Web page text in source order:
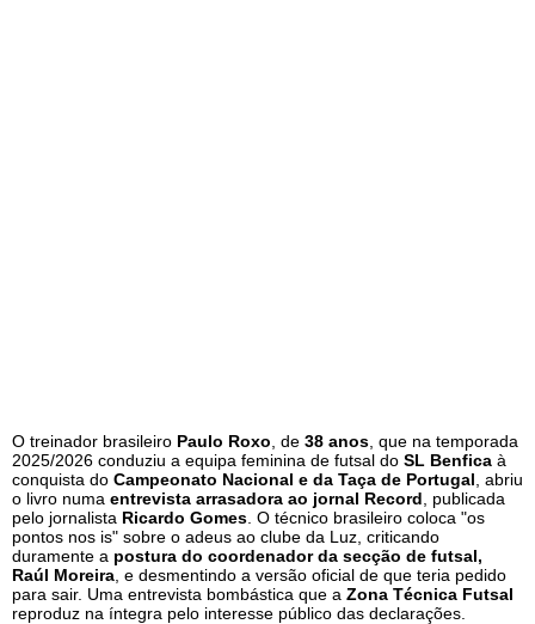
O treinador brasileiro Paulo Roxo , de 38 anos , que na temporada
2025/2026 conduziu a equipa feminina de futsal do SL Benfica à
conquista do Campeonato Nacional e da Taça de Portugal , abriu
o livro numa entrevista arrasadora ao jornal Record , publicada
pelo jornalista Ricardo Gomes . O técnico brasileiro coloca "os
pontos nos is" sobre o adeus ao clube da Luz, criticando
duramente a postura do coordenador da secção de futsal,
Raúl Moreira , e desmentindo a versão oficial de que teria pedido
para sair. Uma entrevista bombástica que a Zona Técnica Futsal
reproduz na íntegra pelo interesse público das declarações.